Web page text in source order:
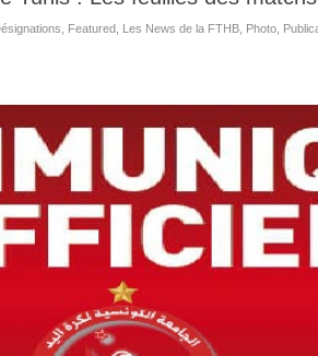
Featured Les News de la FTHB Photo